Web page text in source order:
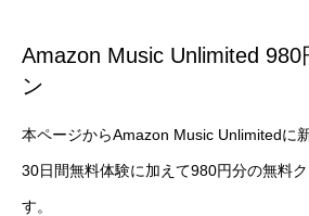
Amazon Music Unlimited 980
ン
本ページからAmazon Music Unlimitedに
30日間無料体験に加えて980円分の無料
す。